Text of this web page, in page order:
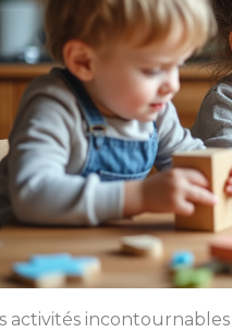
activités